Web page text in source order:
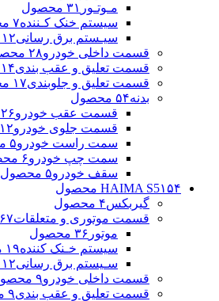
مـوتـور ۳۱ محصول
سیستم خنک کـننده۷ محصول
سیـستم برق رسانی۱۲ محصول
قسمت داخلی خودرو۲۸ محصول
قسمت تعلیق و عقب بندی۱۴ محصول
قسمت تعلیق و جلوبندی۱۷ محصول
بدنه۵۴ محصول
قسمت عقب خودرو۲۶ محصول
قسمت جلوی خودرو۱۲ محصول
سمت راست خودرو۵ محصول
سمت چپ خودرو۶ محصول
سقف خودرو۵ محصول
HAIMA S5۱۵۴ محصول
گیربکس۴ محصول
قسمت موتوری و متعلقات۶۷ محصول
موتور ۳۶ محصول
سیستم خـنک کننده۱۹ محصول
سـیستم برق رسانی۱۲ محصول
قسمت داخلی خودرو۹ محصول
قسمت تعلیق و عقب بندی۹ محصول